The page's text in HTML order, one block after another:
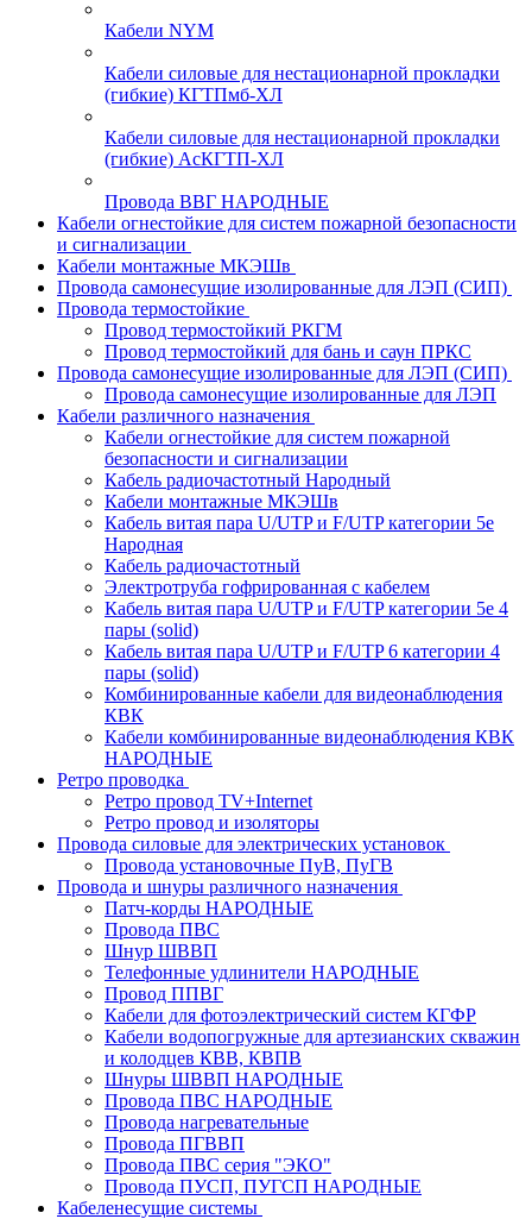
Кабели NYM
Кабели силовые для нестационарной прокладки
(гибкие) КГТПмб-ХЛ
Кабели силовые для нестационарной прокладки
(гибкие) АсКГТП-ХЛ
Провода ВВГ НАРОДНЫЕ
Кабели огнестойкие для систем пожарной безопасности
и сигнализации
Кабели монтажные МКЭШв
Провода самонесущие изолированные для ЛЭП (СИП)
Провода термостойкие
Провод термостойкий РКГМ
Провод термостойкий для бань и саун ПРКС
Провода самонесущие изолированные для ЛЭП (СИП)
Провода самонесущие изолированные для ЛЭП
Кабели различного назначения
Кабели огнестойкие для систем пожарной
безопасности и сигнализации
Кабель радиочастотный Народный
Кабели монтажные МКЭШв
Кабель витая пара U/UTP и F/UTP категории 5е
Народная
Кабель радиочастотный
Электротруба гофрированная с кабелем
Кабель витая пара U/UTP и F/UTP категории 5e 4
пары (solid)
Кабель витая пара U/UTP и F/UTP 6 категории 4
пары (solid)
Комбинированные кабели для видеонаблюдения
КВК
Кабели комбинированные видеонаблюдения КВК
НАРОДНЫЕ
Ретро проводка
Ретро провод TV+Internet
Ретро провод и изоляторы
Провода силовые для электрических установок
Провода установочные ПуВ, ПуГВ
Провода и шнуры различного назначения
Патч-корды НАРОДНЫЕ
Провода ПВС
Шнур ШВВП
Телефонные удлинители НАРОДНЫЕ
Провод ППВГ
Кабели для фотоэлектрический систем КГФР
Кабели водопогружные для артезианских скважин
и колодцев КВВ, КВПВ
Шнуры ШВВП НАРОДНЫЕ
Провода ПВС НАРОДНЫЕ
Провода нагревательные
Провода ПГВВП
Провода ПВС серия "ЭКО"
Провода ПУСП, ПУГСП НАРОДНЫЕ
Кабеленесущие системы